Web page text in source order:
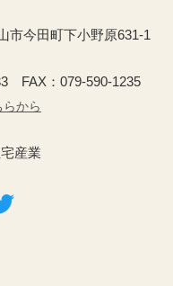
市今田町下小野原631-1
FAX：079-590-1235
から
産業